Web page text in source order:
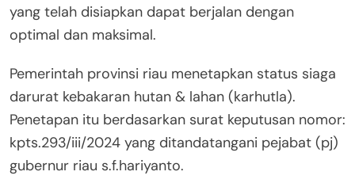
yang telah disiapkan dapat berjalan dengan
optimal dan maksimal.
Pemerintah provinsi riau menetapkan status siaga
darurat kebakaran hutan & lahan (karhutla).
Penetapan itu berdasarkan surat keputusan nomor:
kpts.293/iii/2024 yang ditandatangani pejabat (pj)
gubernur riau s.f.hariyanto.